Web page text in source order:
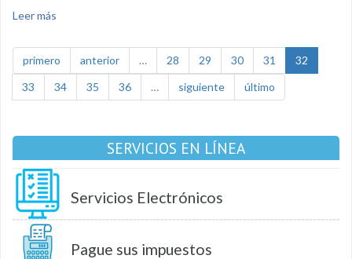
Leer más
primero anterior … 28 29 30 31
32
33
34 35 36 … siguiente último
SERVICIOS EN LÍNEA
Servicios Electrónicos
Pague sus impuestos